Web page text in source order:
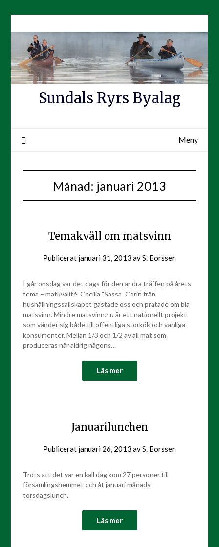
innehåll
Sundals Ryrs Byalag
Meny
Månad: januari 2013
Temakväll om matsvinn
Publicerat januari 31, 2013 avS. Borssen
I går onsdag var det dags för den andra träffen på årets
tema – matkvalité. Cecilia ”Sassa” Corin från
hushållningssällskapet gästade oss och pratade om bla
matsvinn. Mindre matsvinn.nu är ett nationellt projekt
som vänder sig både till offentliga storkök och vanliga
konsumenter. Mellan 1/3 och 1/2 av all mat som
produceras når aldrig någons…
Läs mer
Januarilunchen
Publicerat januari 26, 2013 avS. Borssen
Trots att det var en kall dag kom 27 personer till
församlingshemmet och åt januari månads
torsdagslunch.
Läs mer